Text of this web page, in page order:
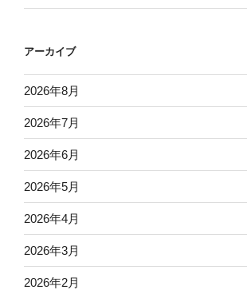
アーカイブ
2026年8月
2026年7月
2026年6月
2026年5月
2026年4月
2026年3月
2026年2月